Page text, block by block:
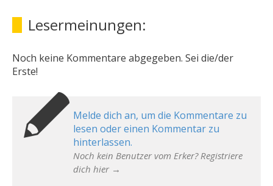
Lesermeinungen:
Noch keine Kommentare abgegeben. Sei die/der
Erste!
Melde dich an, um die Kommentare zu
lesen oder einen Kommentar zu
hinterlassen.
Noch kein Benutzer vom Erker? Registriere
dich hier →